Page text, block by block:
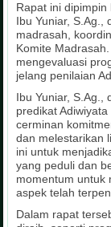
Rapat ini dipimpin
Ibu Yuniar, S.Ag.,
madrasah,
Komite
mengevaluasi
jelang penilaian
Ibu Yuniar, S.Ag.,
predikat
cerminan
dan melestarikan
ini untuk
yang peduli dan
momentum untuk
aspek telah
Dalam rapat